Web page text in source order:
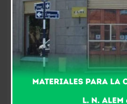
victoria definitiva, los festejos
del próximo intendente ya se
masivamente. El equipo de FM
presente en cada escuela.
La primera mesa en cerrarse
arrojando 32 votos para el Ing.
Todos) , 22 para Federico
el Cambio) y 1 para Mario